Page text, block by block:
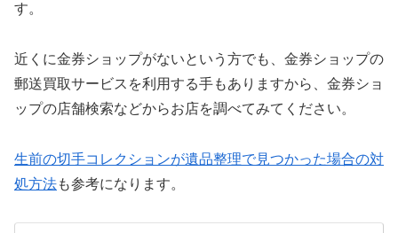
す。
近くに金券ショップがないという方でも、金券ショップの
郵送買取サービスを利用する手もありますから、金券ショ
ップの店舗検索などからお店を調べてみてください。
生前の切手コレクションが遺品整理で見つかった場合の対
処方法も参考になります。